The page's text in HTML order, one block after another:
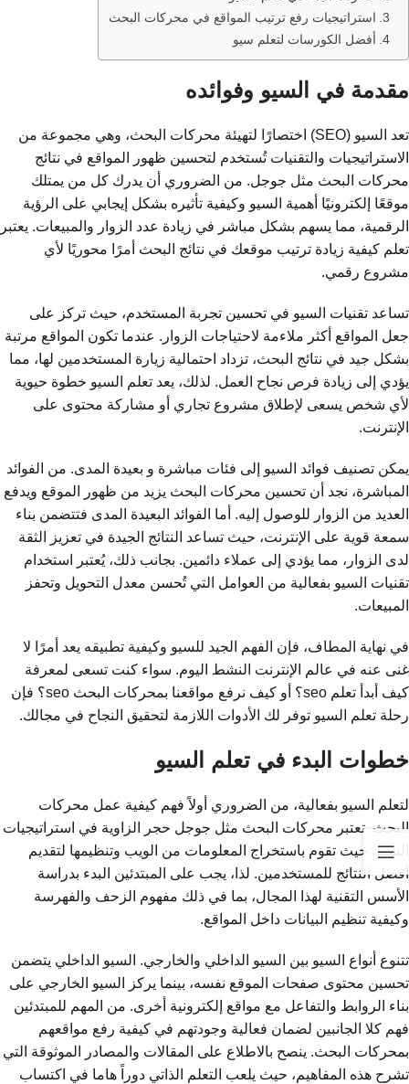
استراتيجيات رفع ترتيب المواقع في محركات البحث
أفضل الكورسات لتعلم سيو
مقدمة في السيو وفوائده
تعد السيو (SEO) اختصارًا لتهيئة محركات البحث، وهي مجموعة من
الاستراتيجيات والتقنيات تُستخدم لتحسين ظهور المواقع في نتائج
محركات البحث مثل جوجل. من الضروري أن يدرك كل من يمتلك
موقعًا إلكترونيًا أهمية السيو وكيفية تأثيره بشكل إيجابي على الرؤية
الرقمية، مما يسهم بشكل مباشر في زيادة عدد الزوار والمبيعات. يعتبر
تعلم كيفية زيادة ترتيب موقعك في نتائج البحث أمرًا محوريًا لأي
مشروع رقمي.
تساعد تقنيات السيو في تحسين تجربة المستخدم، حيث تركز على
جعل المواقع أكثر ملاءمة لاحتياجات الزوار. عندما تكون المواقع مرتبة
بشكل جيد في نتائج البحث، تزداد احتمالية زيارة المستخدمين لها، مما
يؤدي إلى زيادة فرص نجاح العمل. لذلك، يعد تعلم السيو خطوة حيوية
لأي شخص يسعى لإطلاق مشروع تجاري أو مشاركة محتوى على
الإنترنت.
يمكن تصنيف فوائد السيو إلى فئات مباشرة و بعيدة المدى. من الفوائد
المباشرة، نجد أن تحسين محركات البحث يزيد من ظهور الموقع ويدفع
العديد من الزوار للوصول إليه. أما الفوائد البعيدة المدى فتتضمن بناء
سمعة قوية على الإنترنت، حيث تساعد النتائج الجيدة في تعزيز الثقة
لدى الزوار، مما يؤدي إلى عملاء دائمين. بجانب ذلك، يُعتبر استخدام
تقنيات السيو بفعالية من العوامل التي تُحسن معدل التحويل وتحفز
المبيعات.
في نهاية المطاف، فإن الفهم الجيد للسيو وكيفية تطبيقه يعد أمرًا لا
غنى عنه في عالم الإنترنت النشط اليوم. سواء كنت تسعى لمعرفة
كيف أبدأ تعلم seo؟ أو كيف نرفع مواقعنا بمحركات البحث seo؟ فإن
رحلة تعلم السيو توفر لك الأدوات اللازمة لتحقيق النجاح في مجالك.
خطوات البدء في تعلم السيو
لتعلم السيو بفعالية، من الضروري أولاً فهم كيفية عمل محركات
البحث. تعتبر محركات البحث مثل جوجل حجر الزاوية في استراتيجيات
السيو، حيث تقوم باستخراج المعلومات من الويب وتنظيمها لتقديم
أفضل النتائج للمستخدمين. لذا، يجب على المبتدئين البدء بدراسة
الأسس التقنية لهذا المجال، بما في ذلك مفهوم الزحف والفهرسة
وكيفية تنظيم البيانات داخل المواقع.
تتنوع أنواع السيو بين السيو الداخلي والخارجي. السيو الداخلي يتضمن
تحسين محتوى صفحات الموقع نفسه، بينما يركز السيو الخارجي على
بناء الروابط والتفاعل مع مواقع إلكترونية أخرى. من المهم للمبتدئين
فهم كلا الجانبين لضمان فعالية وجودتهم في كيفية رفع مواقعهم
بمحركات البحث. ينصح بالاطلاع على المقالات والمصادر الموثوقة التي
تشرح هذه المفاهيم، حيث يلعب التعلم الذاتي دوراً هاما في اكتساب